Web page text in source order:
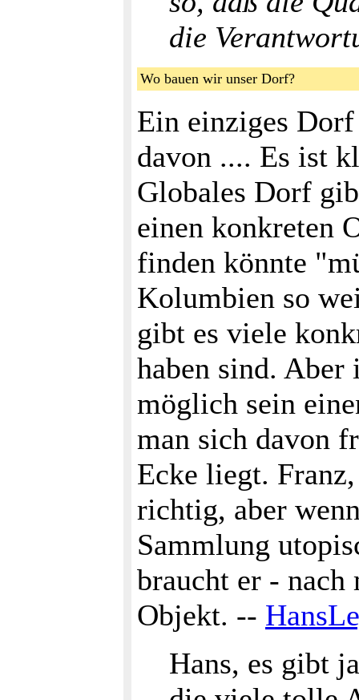
die
Wo bauen wir unser Dorf?
Ein einziges
davon .... Es ist
Globales Dorf
einen konkreten
finden könnte
Kolumbien so
gibt es viele
haben sind. Aber
möglich sein
man sich davon
Ecke liegt.
richtig, aber
Sammlung
braucht er -
Objekt. --
Hans, es gibt